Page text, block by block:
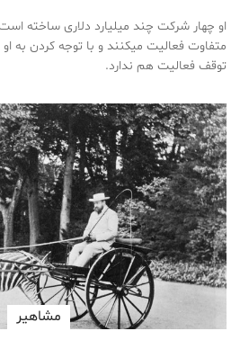
او چهار شرکت چند میلیارد دلاری ساخته
متفاوت فعالیت میکنند و با توجه کردن به
توقف فعالیت هم ندارد.
مشاهیر